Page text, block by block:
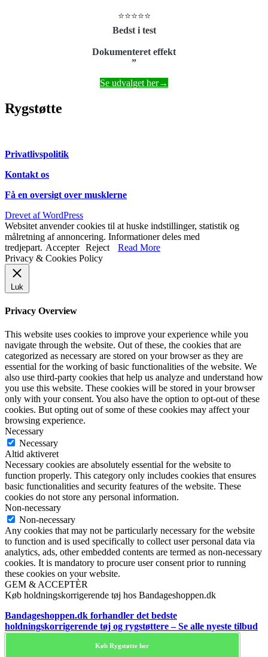
⭐⭐⭐⭐⭐
Bedst i test
Dokumenteret effekt
”
Se udvalget her→
Rygstøtte
Privatlivspolitik
Kontakt os
Få en oversigt over musklerne
Drevet af WordPress
Websitet anvender cookies til at huske indstillinger, statistik og
målretning af annoncering. Informationer deles med
tredjepart. Accepter Reject
Read More
Privacy & Cookies Policy
Luk
Privacy Overview
This website uses cookies to improve your experience while you
navigate through the website. Out of these, the cookies that are
categorized as necessary are stored on your browser as they are
essential for the working of basic functionalities of the website. We
also use third-party cookies that help us analyze and understand how
you use this website. These cookies will be stored in your browser
only with your consent. You also have the option to opt-out of these
cookies. But opting out of some of these cookies may affect your
browsing experience.
Necessary
Necessary
Altid aktiveret
Necessary cookies are absolutely essential for the website to
function properly. This category only includes cookies that ensures
basic functionalities and security features of the website. These
cookies do not store any personal information.
Non-necessary
Non-necessary
Any cookies that may not be particularly necessary for the website
to function and is used specifically to collect user personal data via
analytics, ads, other embedded contents are termed as non-necessary
cookies. It is mandatory to procure user consent prior to running
these cookies on your website.
GEM & ACCEPTÈR
Køb holdningskorrigerende tøj hos Bandageshoppen.dk
Bandageshoppen.dk forhandler det bedste
holdningskorrigerende tøj og rygstøttere – Se alle nyeste tilbud
Køb Rygstøtte her